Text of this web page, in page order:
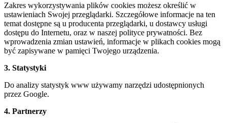
Zakres wykorzystywania plików cookies możesz określić w
ustawieniach Swojej przeglądarki. Szczegółowe informacje na ten
temat dostępne są u producenta przeglądarki, u dostawcy usługi
dostępu do Internetu, oraz w naszej polityce prywatności. Bez
wprowadzenia zmian ustawień, informacje w plikach cookies mogą
być zapisywane w pamięci Twojego urządzenia.
3. Statystyki
Do analizy statystyk www używamy narzędzi udostępnionych
przez Google.
4. Partnerzy